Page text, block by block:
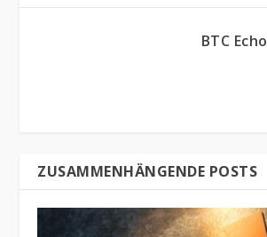
BTC Echo
ZUSAMMENHÄNGENDE POSTS